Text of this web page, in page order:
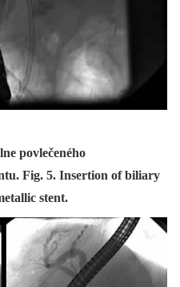
povlečeného
Fig. 5. Insertion of biliary
stent.